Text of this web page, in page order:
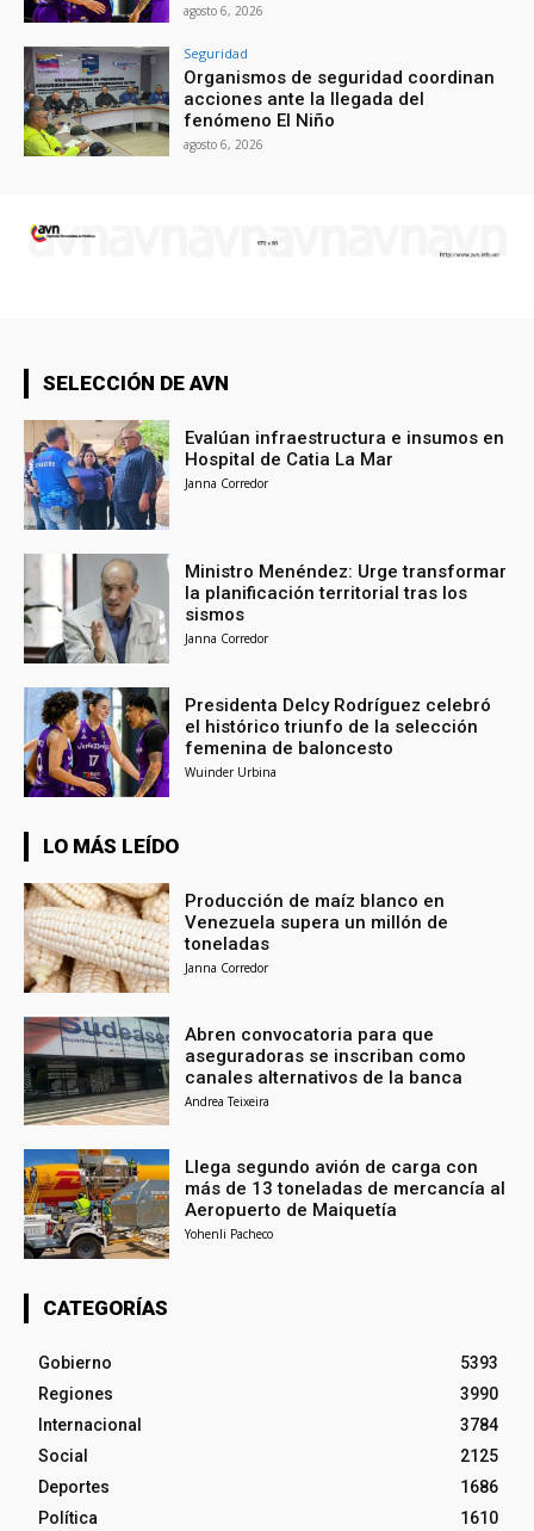
agosto 6, 2026
Seguridad
Organismos de seguridad coordinan
acciones ante la llegada del
fenómeno El Niño
agosto 6, 2026
SELECCIÓN DE AVN
Evalúan infraestructura e insumos en
Hospital de Catia La Mar
Janna Corredor
Ministro Menéndez: Urge transformar
la planificación territorial tras los
sismos
Janna Corredor
Presidenta Delcy Rodríguez celebró
el histórico triunfo de la selección
femenina de baloncesto
Wuinder Urbina
LO MÁS LEÍDO
Producción de maíz blanco en
Venezuela supera un millón de
toneladas
Janna Corredor
Abren convocatoria para que
aseguradoras se inscriban como
canales alternativos de la banca
Andrea Teixeira
Llega segundo avión de carga con
más de 13 toneladas de mercancía al
Aeropuerto de Maiquetía
Yohenli Pacheco
CATEGORÍAS
Gobierno
5393
Regiones
3990
Internacional
3784
Social
2125
Deportes
1686
Política
1610